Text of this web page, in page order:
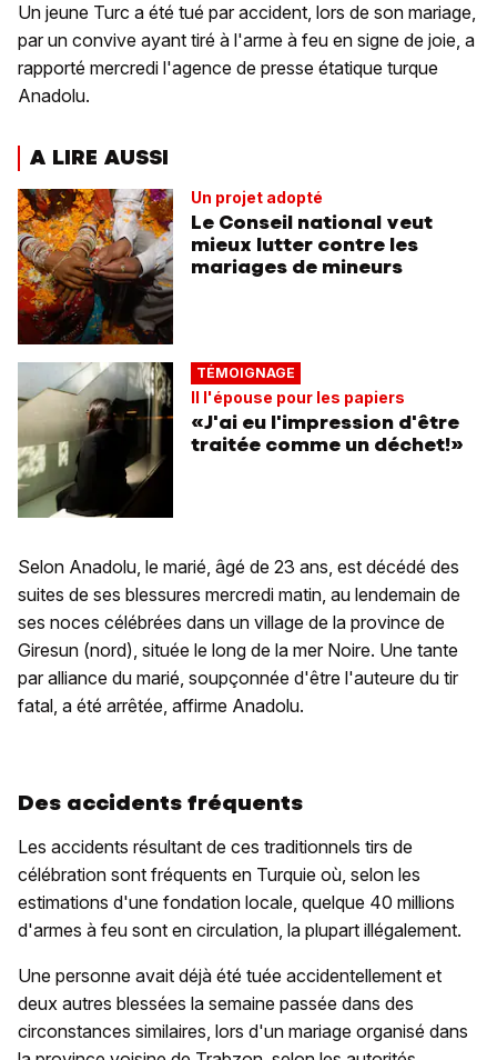
Un jeune Turc a été tué par accident, lors de son mariage,
par un convive ayant tiré à l'arme à feu en signe de joie, a
rapporté mercredi l'agence de presse étatique turque
Anadolu.
A LIRE AUSSI
Un projet adopté
Le Conseil national veut
mieux lutter contre les
mariages de mineurs
TÉMOIGNAGE
Il l'épouse pour les papiers
«J'ai eu l'impression d'être
traitée comme un déchet!»
Selon Anadolu, le marié, âgé de 23 ans, est décédé des
suites de ses blessures mercredi matin, au lendemain de
ses noces célébrées dans un village de la province de
Giresun (nord), située le long de la mer Noire. Une tante
par alliance du marié, soupçonnée d'être l'auteure du tir
fatal, a été arrêtée, affirme Anadolu.
Des accidents fréquents
Les accidents résultant de ces traditionnels tirs de
célébration sont fréquents en Turquie où, selon les
estimations d'une fondation locale, quelque 40 millions
d'armes à feu sont en circulation, la plupart illégalement.
Une personne avait déjà été tuée accidentellement et
deux autres blessées la semaine passée dans des
circonstances similaires, lors d'un mariage organisé dans